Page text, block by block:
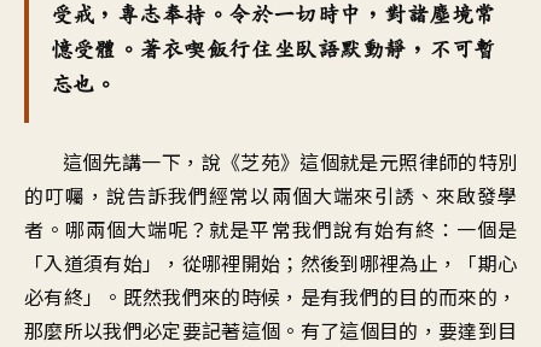
受戒，專志奉持。令於一切時中，對諸塵境常
憶受體。著衣喫飯行住坐臥語默動靜，不可暫
忘也。
這個先講一下，說《芝苑》這個就是元照律師的特別
的叮囑，說告訴我們經常以兩個大端來引誘、來啟發學
者。哪兩個大端呢？就是平常我們說有始有終：一個是
「入道須有始」，從哪裡開始；然後到哪裡為止，「期心
必有終」。既然我們來的時候，是有我們的目的而來的，
那麼所以我們必定要記著這個。有了這個目的，要達到目